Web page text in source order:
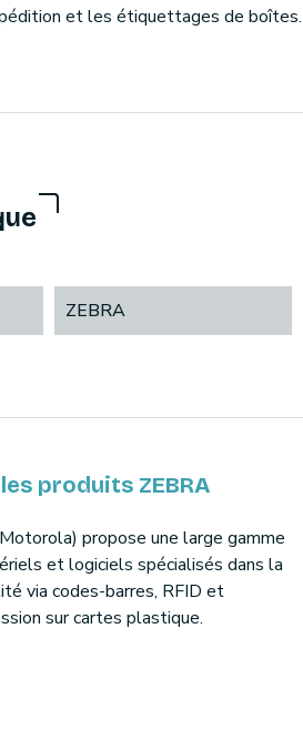
et les étiquettages de boîtes.
ZEBRA
produits ZEBRA
propose une large gamme
et logiciels spécialisés dans la
via codes-barres, RFID et
sur cartes plastique.